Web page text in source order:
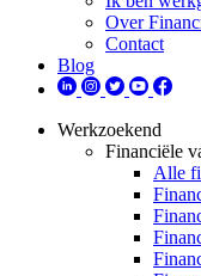
Over
Contact
Blog
Werkzoekend
Financiële
Alle